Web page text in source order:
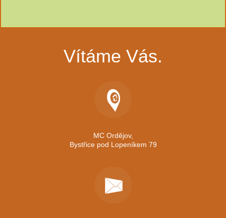
Vítáme Vás.
MC Ordějov,
Bystřice pod Lopeníkem 79